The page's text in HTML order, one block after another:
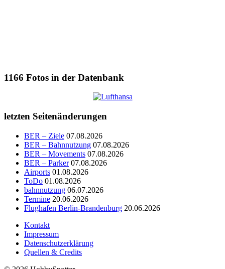
1166 Fotos in der Datenbank
letzten Seitenänderungen
BER – Ziele 07.08.2026
BER – Bahnnutzung 07.08.2026
BER – Movements 07.08.2026
BER – Parker 07.08.2026
Airports 01.08.2026
ToDo 01.08.2026
bahnnutzung 06.07.2026
Termine 20.06.2026
Flughafen Berlin-Brandenburg 20.06.2026
Kontakt
Impressum
Datenschutzerklärung
Quellen & Credits